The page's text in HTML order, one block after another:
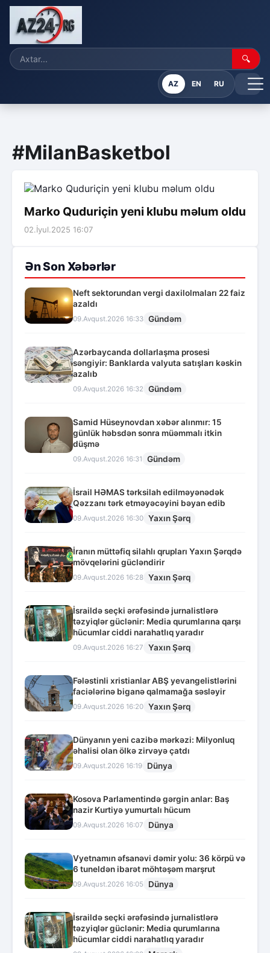
🔍
AZ EN RU
#MilanBasketbol
Marko Quduriçin yeni klubu məlum oldu
02.İyul.2025 16:07
Ən Son Xəbərlər
Neft sektorundan vergi daxilolmaları 22 faiz
azaldı
09.Avqust.2026 16:33 Gündəm
Azərbaycanda dollarlaşma prosesi
səngiyir: Banklarda valyuta satışları kəskin
azalıb
09.Avqust.2026 16:32 Gündəm
Samid Hüseynovdan xəbər alınmır: 15
günlük həbsdən sonra müəmmalı itkin
düşmə
09.Avqust.2026 16:31 Gündəm
İsrail HƏMAS tərksilah edilməyənədək
Qəzzanı tərk etməyəcəyini bəyan edib
09.Avqust.2026 16:30 Yaxın Şərq
İranın müttəfiq silahlı qrupları Yaxın Şərqdə
mövqelərini gücləndirir
09.Avqust.2026 16:28 Yaxın Şərq
İsraildə seçki ərəfəsində jurnalistlərə
təzyiqlər güclənir: Media qurumlarına qarşı
hücumlar ciddi narahatlıq yaradır
09.Avqust.2026 16:27 Yaxın Şərq
Fələstinli xristianlar ABŞ yevangelistlərini
faciələrinə biganə qalmamağa səsləyir
09.Avqust.2026 16:20 Yaxın Şərq
Dünyanın yeni cazibə mərkəzi: Milyonluq
əhalisi olan ölkə zirvəyə çatdı
09.Avqust.2026 16:19 Dünya
Kosova Parlamentində gərgin anlar: Baş
nazir Kurtiyə yumurtalı hücum
09.Avqust.2026 16:07 Dünya
Vyetnamın əfsanəvi dəmir yolu: 36 körpü və
6 tuneldən ibarət möhtəşəm marşrut
09.Avqust.2026 16:05 Dünya
İsraildə seçki ərəfəsində jurnalistlərə
təzyiqlər güclənir: Media qurumlarına
hücumlar ciddi narahatlıq yaradır